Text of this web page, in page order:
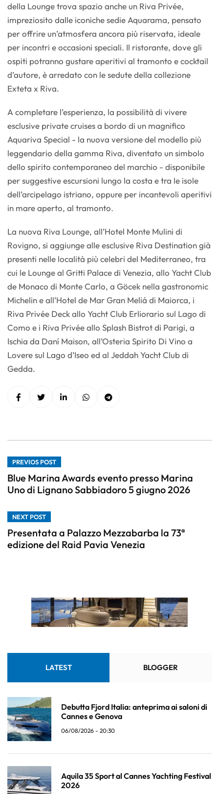
della Lounge trova spazio anche un Riva Privée,
impreziosito dalle iconiche sedie Aquarama, pensato
per offrire un’atmosfera ancora più riservata, ideale
per incontri e occasioni speciali. Il ristorante, dove gli
ospiti potranno gustare aperitivi al tramonto e cocktail
d’autore, è arredato con le sedute della collezione
Exteta x Riva.
A completare l’esperienza, la possibilità di vivere
esclusive private cruises a bordo di un magnifico
Aquariva Special - la nuova versione del modello più
leggendario della gamma Riva, diventato un simbolo
dello spirito contemporaneo del marchio - disponibile
per suggestive escursioni lungo la costa e tra le isole
dell’arcipelago istriano, oppure per incantevoli aperitivi
in mare aperto, al tramonto.
La nuova Riva Lounge, all’Hotel Monte Mulini di
Rovigno, si aggiunge alle esclusive Riva Destination già
presenti nelle località più celebri del Mediterraneo, tra
cui le Lounge al Gritti Palace di Venezia, allo Yacht Club
de Monaco di Monte Carlo, a Göcek nella gastronomic
Michelin e all’Hotel de Mar Gran Meliá di Maiorca, i
Riva Privée Deck allo Yacht Club Erliorario sul Lago di
Como e i Riva Privée allo Splash Bistrot di Parigi, a
Ischia da Daní Maison, all’Osteria Spirito Di Vino a
Lovere sul Lago d’Iseo ed al Jeddah Yacht Club di
Gedda.
PREVIOS POST
Blue Marina Awards evento presso Marina
Uno di Lignano Sabbiadoro 5 giugno 2026
NEXT POST
Presentata a Palazzo Mezzabarba la 73ª
edizione del Raid Pavia Venezia
LATEST BLOGGER
Debutta Fjord Italia: anteprima ai saloni di
Cannes e Genova
06/08/2026 - 20:30
Aquila 35 Sport al Cannes Yachting Festival
2026